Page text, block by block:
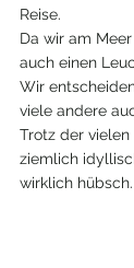
Reise.
Da wir am
auch einen
Wir
viele andere
Trotz der
ziemlich
wirklich hübsch.